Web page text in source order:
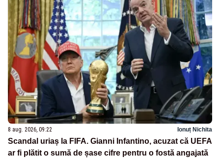
8 aug. 2026, 09:22 Ionuț Nichita
Scandal uriaș la FIFA. Gianni Infantino, acuzat că UEFA
ar fi plătit o sumă de șase cifre pentru o fostă angajată